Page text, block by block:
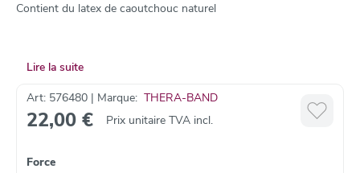
Contient du latex de caoutchouc naturel
Lire la suite
Art: 576480 | Marque: THERA-BAND
22,00 € Prix unitaire TVA incl.
Force